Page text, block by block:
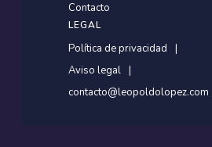
Contacto
LEGAL
Política de privacidad
Aviso legal
contacto@leopoldolopez.com